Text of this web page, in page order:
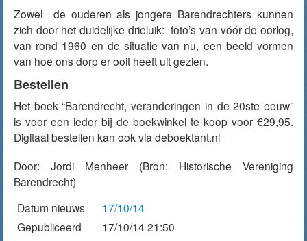
Zowel de ouderen als jongere Barendrechters kunnen
zich door het duidelijke drieluik: foto’s van vóór de oorlog,
van rond 1960 en de situatie van nu, een beeld vormen
van hoe ons dorp er ooit heeft uit gezien.
Bestellen
Het boek “Barendrecht, veranderingen in de 20ste eeuw”
is voor een ieder bij de boekwinkel te koop voor €29,95.
Digitaal bestellen kan ook via deboektant.nl
Door: Jordi Menheer (Bron: Historische Vereniging
Barendrecht)
Datum nieuws
17/10/14
Gepubliceerd
17/10/14 21:50